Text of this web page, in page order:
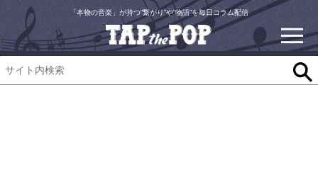
「本物の音楽」が持つ“繋がり”や“物語”を毎日コラム配信